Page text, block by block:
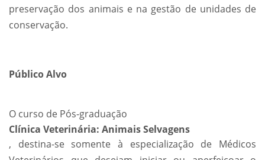
preservação dos animais e na gestão de unidades de
conservação.
Público Alvo
O curso de Pós-graduação
Clínica Veterinária: Animais Selvagens
, destina-se somente à especialização de Médicos